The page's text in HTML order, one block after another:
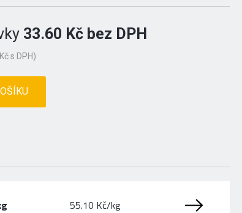
33.60 Kč bez DPH
s DPH)
55.10 Kč/kg